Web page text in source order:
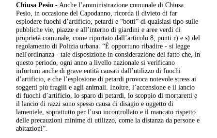
Chiusa Pesio - Anche l’amministrazione comunale di Chiusa
Pesio, in occasione del Capodanno, ricorda il divieto di far
esplodere fuochi d’artificio, petardi e “botti” di qualsiasi tipo sulle
pubbliche vie, piazze e all’interno di giardini e aree verdi di
proprietà comunale, come riportato dall’articolo 8, punti r) e s) del
regolamento di Polizia urbana. “È opportuno ribadire - si legge
nell'ordinanza - tale disposizione in considerazione del fatto che, in
questo periodo, ogni anno a livello nazionale si verificano
infortuni anche di grave entità causati dall’utilizzo di fuochi
d’artificio, e che l’esplosione di petardi provoca notevole stress ai
soggetti più fragili e agli animali. Inoltre, l’accensione e il lancio
di fuochi d’artificio, lo sparo di petardi, lo scoppio di mortaretti e
il lancio di razzi sono spesso causa di disagio e oggetto di
lamentele, soprattutto per l’uso incontrollato e il mancato rispetto
delle precauzioni minime di utilizzo, come la distanza da persone e
abitazioni”.